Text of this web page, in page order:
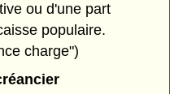
ou d'une part
populaire.
charge")